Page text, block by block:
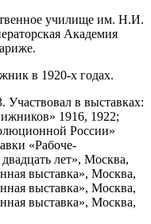
училище им. Н.И.
Академия
в 1920-х годах.
Участвовал в выставках:
1916, 1922;
России»
«Рабоче-
лет», Москва,
выставка», Москва,
выставка», Москва,
выставка», Москва,